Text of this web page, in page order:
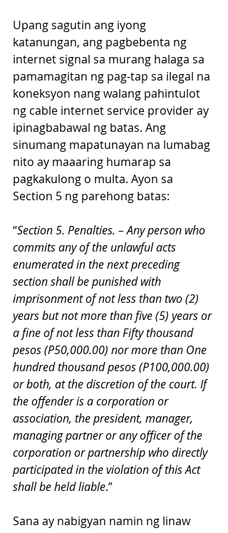
Upang sagutin ang iyong
katanungan, ang pagbebenta ng
internet signal sa murang halaga sa
pamamagitan ng pag-tap sa ilegal na
koneksyon nang walang pahintulot
ng cable internet service provider ay
ipinagbabawal ng batas. Ang
sinumang mapatunayan na lumabag
nito ay maaaring humarap sa
pagkakulong o multa. Ayon sa
Section 5 ng parehong batas:
“Section 5. Penalties. – Any person who
commits any of the unlawful acts
enumerated in the next preceding
section shall be punished with
imprisonment of not less than two (2)
years but not more than five (5) years or
a fine of not less than Fifty thousand
pesos (P50,000.00) nor more than One
hundred thousand pesos (P100,000.00)
or both, at the discretion of the court. If
the offender is a corporation or
association, the president, manager,
managing partner or any officer of the
corporation or partnership who directly
participated in the violation of this Act
shall be held liable.”
Sana ay nabigyan namin ng linaw